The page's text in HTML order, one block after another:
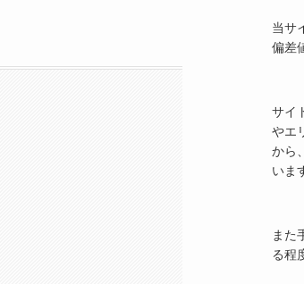
当サ
偏差
サイ
やエ
から
いま
また
る程